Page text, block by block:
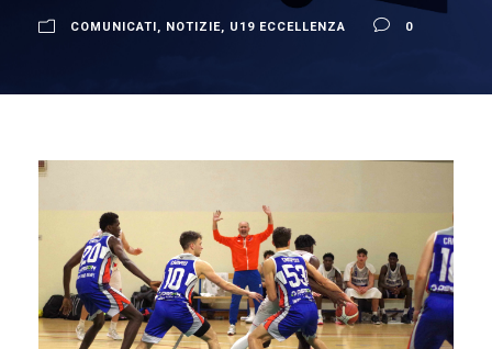
COMUNICATI, NOTIZIE, U19 ECCELLENZA 0